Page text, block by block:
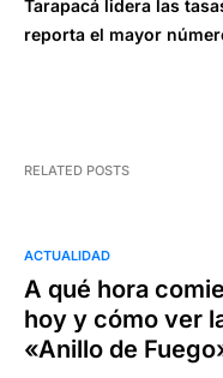
Tarapacá lidera las
reporta el mayor
RELATED POSTS
ACTUALIDAD
A qué hora
hoy y cómo ver
«Anillo de